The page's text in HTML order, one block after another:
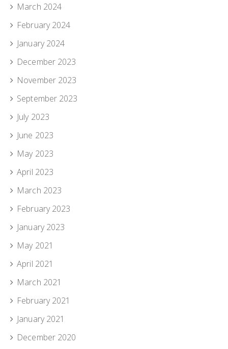
March 2024
February 2024
January 2024
December 2023
November 2023
September 2023
July 2023
June 2023
May 2023
April 2023
March 2023
February 2023
January 2023
May 2021
April 2021
March 2021
February 2021
January 2021
December 2020